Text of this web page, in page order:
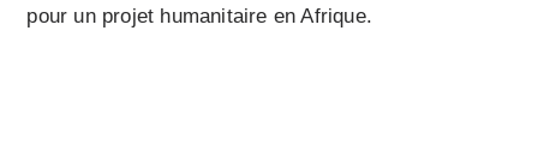
pour un projet humanitaire en Afrique.